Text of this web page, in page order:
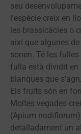
seu
l’espècie creix en
les brassicàcies o
així que algunes
sonen. Té les
fulla està dividit
blanques que
Els fruits són en
Moltes vegades
(Apium
detalladament un